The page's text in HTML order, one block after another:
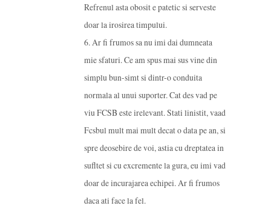
Refrenul asta obosit e patetic si serveste
doar la irosirea timpului.
6. Ar fi frumos sa nu imi dai dumneata
mie sfaturi. Ce am spus mai sus vine din
simplu bun-simt si dintr-o conduita
normala al unui suporter. Cat des vad pe
viu FCSB este irelevant. Stati linistit, vaad
Fcsbul mult mai mult decat o data pe an, si
spre deosebire de voi, astia cu dreptatea in
sufltet si cu excremente la gura, eu imi vad
doar de incurajarea echipei. Ar fi frumos
daca ati face la fel.